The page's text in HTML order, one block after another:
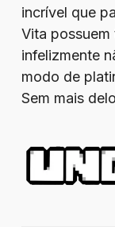
incrível que
Vita
infelizmente
modo de
Sem mais